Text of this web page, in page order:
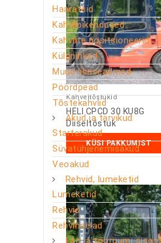
Haaratsid
Kahvlipikendused
Kahvlite positsioneerid
Külgnihked
Muud lisaseadmed
Pöördpead
Tõstekahvlid
Akud ja tarvikud
Starterakud
Süvatühjenemisakud
Veoakud
Rehvid, lumeketid
Lumeketid
Rehvid
Rehvinaelad
Lao ja tööruumi
Kahveltõstukid
HELI CPCD 30 KU8G
Diiseltõstuk
KÜSI PAKKUMIST